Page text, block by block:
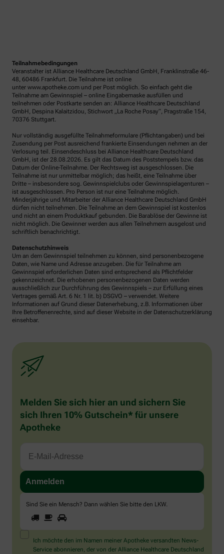
Teilnahmebedingungen
Veranstalter ist Alliance Healthcare Deutschland GmbH, Franklinstraße 46-
48, 60486 Frankfurt. Die Teilnahme ist online
unter www.apotheke.com und per Post möglich. So einfach geht die
Teilnahme am Gewinnspiel – online Eingabemaske ausfüllen und
teilnehmen oder Postkarte senden an: Alliance Healthcare Deutschland
GmbH, Despina Kalaitzidou, Stichwort „La Roche Posay“, Pragstraße 154,
70376 Stuttgart.
Nur vollständig ausgefüllte Teilnahmeformulare (Pflichtangaben) und bei
Zusendung per Post ausreichend frankierte Einsendungen nehmen an der
Verlosung teil. Einsendeschluss bei Alliance Healthcare Deutschland
GmbH, ist der 28.08.2026. Es gilt das Datum des Poststempels bzw. das
Datum der Online-Teilnahme. Der Rechtsweg ist ausgeschlossen. Die
Teilnahme ist nur unmittelbar möglich; das heißt, eine Teilnahme über
Dritte – insbesondere sog. Gewinnspielclubs oder Gewinnspielagenturen –
ist ausgeschlossen. Pro Person ist nur eine Teilnahme möglich.
Minderjährige und Mitarbeiter der Alliance Healthcare Deutschland GmbH
dürfen nicht teilnehmen. Die Teilnahme an dem Gewinnspiel ist kostenlos
und nicht an einem Produktkauf gebunden. Die Barablöse der Gewinne ist
nicht möglich. Die Gewinner werden aus allen Teilnehmern ausgelost und
schriftlich benachrichtigt.
Datenschutzhinweis
Um an dem Gewinnspiel teilnehmen zu können, sind personenbezogene
Daten, wie Name und Adresse anzugeben. Die für Teilnahme am
Gewinnspiel erforderlichen Daten sind entsprechend als Pflichtfelder
gekennzeichnet. Die erhobenen personenbezogenen Daten werden
ausschließlich zur Durchführung des Gewinnspiels – zur Erfüllung eines
Vertrages gemäß Art. 6 Nr. 1 lit. b) DSGVO – verwendet. Weitere
Informationen auf Grund dieser Datenerhebung, z.B. Informationen über
Ihre Betroffenenrechte, sind auf dieser Website in der Datenschutzerklärung
einsehbar.
Melden Sie sich hier an und sichern Sie
sich Ihren 10% Gutschein* für unsere
Apotheke
Sind Sie ein Mensch? Dann wählen Sie bitte den LKW.
Sind
Sie
ein
Mensch?
Dann
1 2
Ich möchte den im Namen meiner Apotheke versandten News-
Service abonnieren, der von der Alliance Healthcare Deutschland